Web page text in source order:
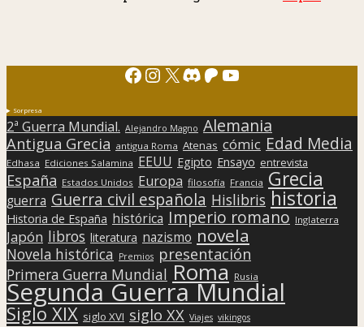
Facebook
Instagram
X Discord
Patreon
YouTube
Sorpresa
2ª Guerra Mundial. Alejandro Magno Alemania
Antigua Grecia antigua Roma Atenas cómic Edad Media
Edhasa Ediciones Salamina EEUU Egipto Ensayo entrevista
España Estados Unidos Europa filosofía Francia Grecia
guerra Guerra civil española Hislibris historia
Historia de España histórica Imperio romano Inglaterra
Japón libros literatura nazismo novela
Novela histórica Premios presentación
Primera Guerra Mundial Roma Rusia
Segunda Guerra Mundial
Siglo XIX siglo XVI siglo XX Viajes vikingos